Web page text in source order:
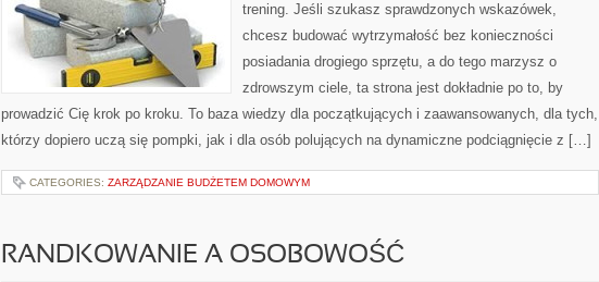
trening. Jeśli szukasz sprawdzonych wskazówek,
chcesz budować wytrzymałość bez konieczności
posiadania drogiego sprzętu, a do tego marzysz o
zdrowszym ciele, ta strona jest dokładnie po to, by
prowadzić Cię krok po kroku. To baza wiedzy dla początkujących i zaawansowanych, dla tych,
którzy dopiero uczą się pompki, jak i dla osób polujących na dynamiczne podciągnięcie z […]
CATEGORIES: ZARZĄDZANIE BUDŻETEM DOMOWYM
RANDKOWANIE A OSOBOWOŚĆ